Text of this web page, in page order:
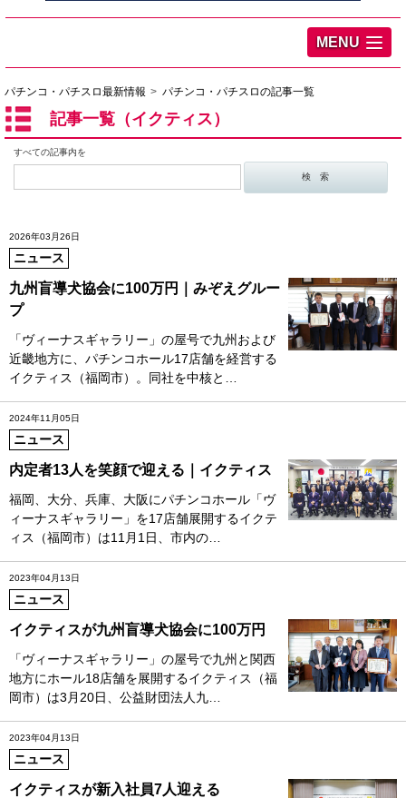
MENU
パチンコ・パチスロ最新情報 パチンコ・パチスロの記事一覧
記事一覧（イクティス）
すべての記事内を
2026年03月26日
ニュース
九州盲導犬協会に100万円｜みぞえグルー
プ
「ヴィーナスギャラリー」の屋号で九州および
近畿地方に、パチンコホール17店舗を経営する
イクティス（福岡市）。同社を中核と…
2024年11月05日
ニュース
内定者13人を笑顔で迎える｜イクティス
福岡、大分、兵庫、大阪にパチンコホール「ヴ
ィーナスギャラリー」を17店舗展開するイクテ
ィス（福岡市）は11月1日、市内の…
2023年04月13日
ニュース
イクティスが九州盲導犬協会に100万円
「ヴィーナスギャラリー」の屋号で九州と関西
地方にホール18店舗を展開するイクティス（福
岡市）は3月20日、公益財団法人九…
2023年04月13日
ニュース
イクティスが新入社員7人迎える